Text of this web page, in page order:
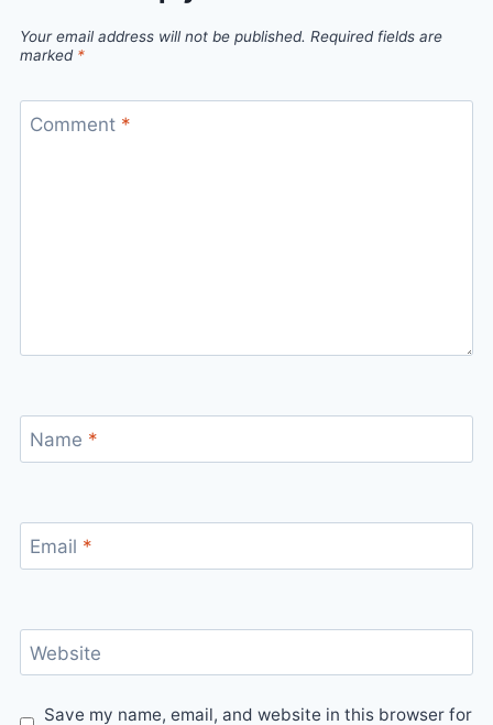
Your email address will not be published. Required fields are
marked *
Comment *
Name *
Email *
Website
Save my name, email, and website in this browser for